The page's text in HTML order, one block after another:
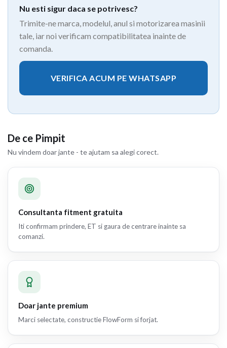
Nu esti sigur daca se potrivesc?
Trimite-ne marca, modelul, anul si motorizarea masinii
tale, iar noi verificam compatibilitatea inainte de
comanda.
VERIFICA ACUM PE WHATSAPP
De ce Pimpit
Nu vindem doar jante - te ajutam sa alegi corect.
Consultanta fitment gratuita
Iti confirmam prindere, ET si gaura de centrare inainte sa
comanzi.
Doar jante premium
Marci selectate, constructie FlowForm si forjat.